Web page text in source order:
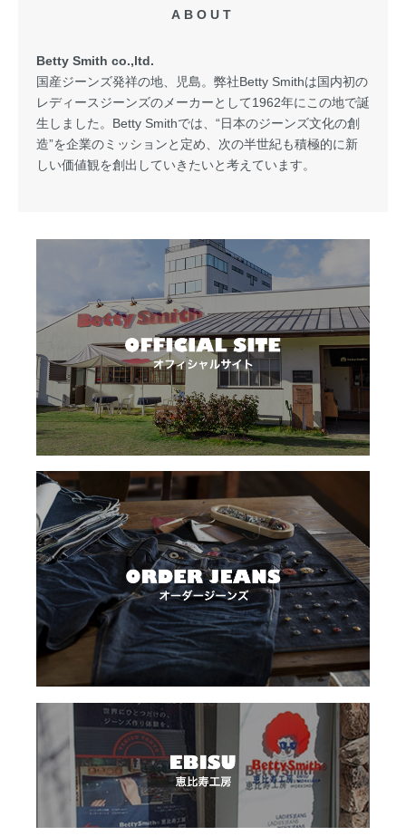
ABOUT
Betty Smith co.,ltd.
国産ジーンズ発祥の地、児島。弊社Betty Smithは国内初の
レディースジーンズのメーカーとして1962年にこの地で誕
生しました。Betty Smithでは、“日本のジーンズ文化の創
造”を企業のミッションと定め、次の半世紀も積極的に新
しい価値観を創出していきたいと考えています。